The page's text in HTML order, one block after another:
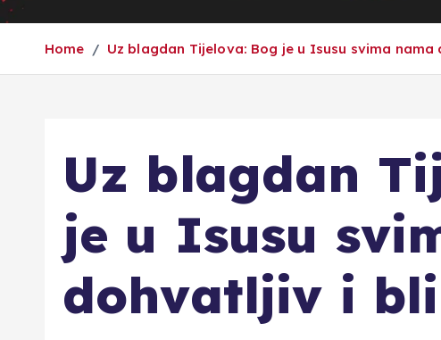
Home Uz blagdan Tijelova: Bog je u Isusu svima
Uz blagdan
je u Isusu
dohvatljiv i